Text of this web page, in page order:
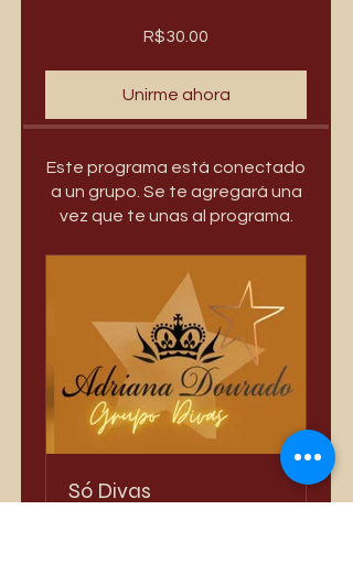
R$30.00
Unirme ahora
Este programa está conectado
a un grupo. Se te agregará una
vez que te unas al programa.
Só Divas